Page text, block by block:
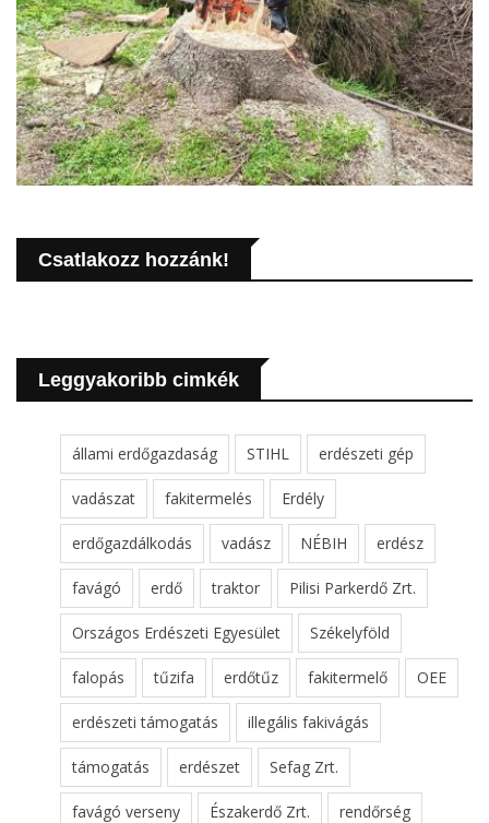
Csatlakozz hozzánk!
Leggyakoribb cimkék
állami erdőgazdaság STIHL erdészeti gép
vadászat fakitermelés Erdély
erdőgazdálkodás vadász NÉBIH erdész
favágó erdő traktor Pilisi Parkerdő Zrt.
Országos Erdészeti Egyesület Székelyföld
falopás tűzifa erdőtűz fakitermelő OEE
erdészeti támogatás illegális fakivágás
támogatás erdészet Sefag Zrt.
favágó verseny Északerdő Zrt. rendőrség